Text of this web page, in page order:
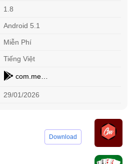
1.8
Android 5.1
Miễn Phí
Tiếng Việt
29/01/2026
Download